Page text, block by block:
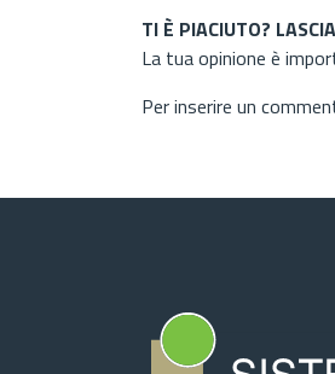
TI È PIACIUTO?
La tua opinione è
Per inserire un